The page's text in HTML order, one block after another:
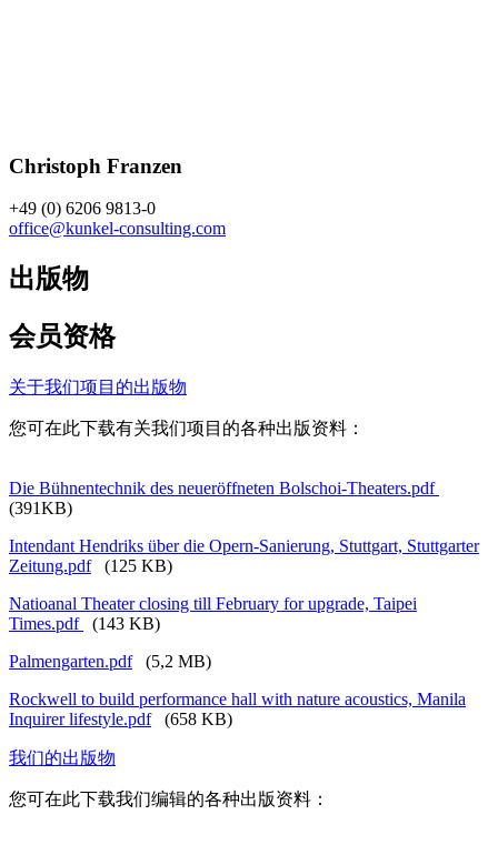
Christoph Franzen
+49 (0) 6206 9813-0
office@kunkel-consulting.com
出版物
会员资格
关于我们项目的出版物
您可在此下载有关我们项目的各种出版资料：
Die Bühnentechnik des neueröffneten Bolschoi-Theaters.pdf
(391KB)
Intendant Hendriks über die Opern-Sanierung, Stuttgart, Stuttgarter
Zeitung.pdf(125 KB)
Natioanal Theater closing till February for upgrade, Taipei
Times.pdf
(143 KB)
Palmengarten.pdf(5,2 MB)
Rockwell to build performance hall with nature acoustics, Manila
Inquirer lifestyle.pdf(658 KB)
我们的出版物
您可在此下载我们编辑的各种出版资料：